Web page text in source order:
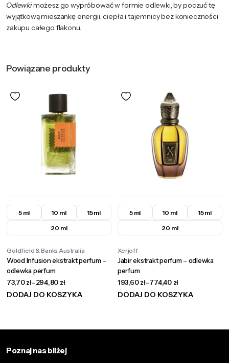
Odlewkimożesz go wypróbować w formie odlewki, by poczuć tę
wyjątkową mieszankę energii, ciepła i tajemnicy bez konieczności
zakupu całego flakonu.
Powiązane produkty
5 ml 10 ml
15 ml
20 ml
Wood Infusion ekstrakt perfum –
odlewka perfum
73,70zł–294,80 zł
DODAJ DO KOSZYKA
Goldfield & Banks Australia
5 ml 10 ml
15 ml
20 ml
Jabir ekstrakt perfum – odlewka
perfum
193,60zł–774,40 zł
DODAJ DO KOSZYKA
Xerjoff
Poznaj nas bliżej